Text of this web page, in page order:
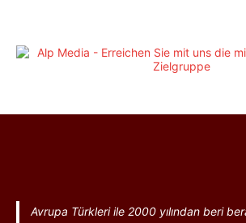
Avrupa Türkleri ile 2000 yılından beri